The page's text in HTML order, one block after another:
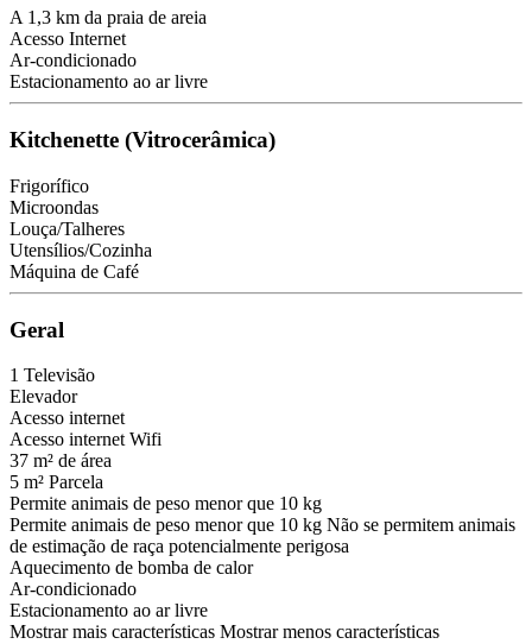
A 1,3 km da praia de areia
Acesso Internet
Ar-condicionado
Estacionamento ao ar livre
Kitchenette (Vitrocerâmica)
Frigorífico
Microondas
Louça/Talheres
Utensílios/Cozinha
Máquina de Café
Geral
1 Televisão
Elevador
Acesso internet
Acesso internet Wifi
37 m² de área
5 m² Parcela
Permite animais de peso menor que 10 kg
Permite animais de peso menor que 10 kg Não se permitem animais
de estimação de raça potencialmente perigosa
Aquecimento de bomba de calor
Ar-condicionado
Estacionamento ao ar livre
Mostrar mais características Mostrar menos características